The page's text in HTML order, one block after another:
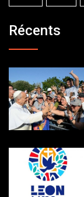
Récents